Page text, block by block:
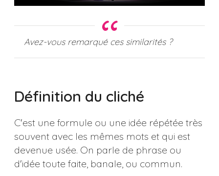
Avez-vous remarqué ces similarités ?
Définition du cliché
C'est une formule ou une idée répétée très
souvent avec les mêmes mots et qui est
devenue usée. On parle de phrase ou
d'idée toute faite, banale, ou commun.